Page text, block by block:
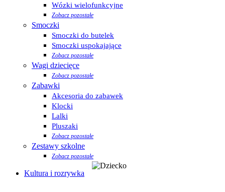
Wózki wielofunkcyjne
Zobacz pozostałe
Smoczki
Smoczki do butelek
Smoczki uspokajające
Zobacz pozostałe
Wagi dziecięce
Zobacz pozostałe
Zabawki
Akcesoria do zabawek
Klocki
Lalki
Pluszaki
Zobacz pozostałe
Zestawy szkolne
Zobacz pozostałe
Kultura i rozrywka